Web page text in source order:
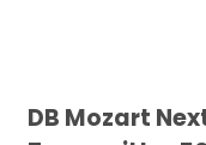
DB Mozart